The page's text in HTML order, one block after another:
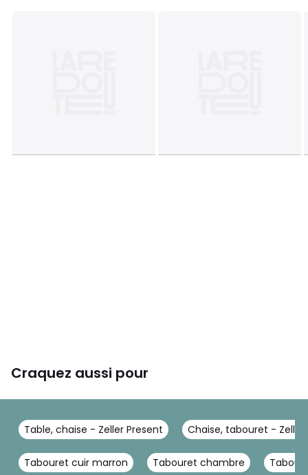
Craquez aussi pour
Table, chaise - Zeller Present Chaise, tabouret - Zeller
Tabouret cuir marron Tabouret chambre